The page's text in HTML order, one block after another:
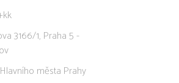
3166/1, Praha 5 -
města Prahy